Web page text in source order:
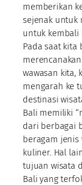
memberikan
sejenak untuk
untuk kembali
Pada saat
wawasan kita,
mengarah ke
destinasi
Bali memiliki
dari berbagai
beragam jenis
kuliner. Hal
tujuan wisata
Bali yang